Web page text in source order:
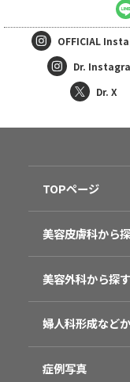
OFFICIAL
Dr.
Dr. X
TOPページ
美容皮膚科から
美容外科から探す
婦人科形成など
症例写真